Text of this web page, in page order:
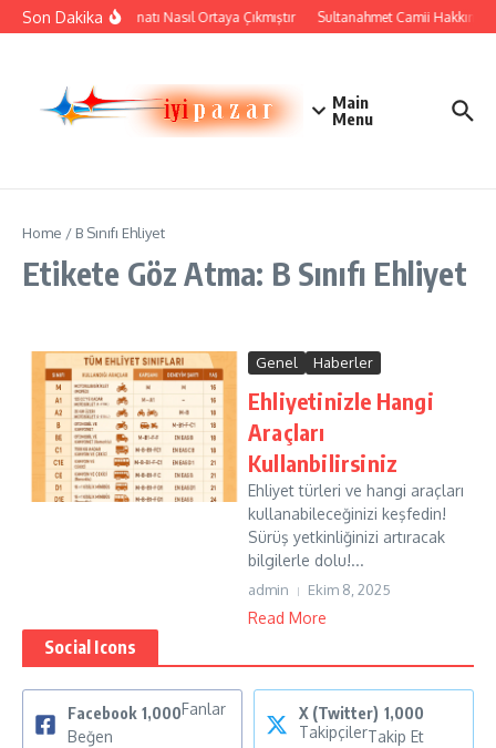
İçeriğe atla
Son DakikaÇini Sanatı Nasıl Ortaya Çıkmıştır Sultanahmet Camii Hakkında
Main
Menu
Home / B Sınıfı Ehliyet
Etikete Göz Atma: B Sınıfı Ehliyet
Genel Haberler
Ehliyetinizle Hangi
Araçları
Kullanbilirsiniz
Ehliyet türleri ve hangi araçları
kullanabileceğinizi keşfedin!
Sürüş yetkinliğinizi artıracak
bilgilerle dolu!...
admin Ekim 8, 2025
Read More
Social Icons
Facebook 1,000Fanlar
Beğen
X (Twitter) 1,000
TakipçilerTakip Et